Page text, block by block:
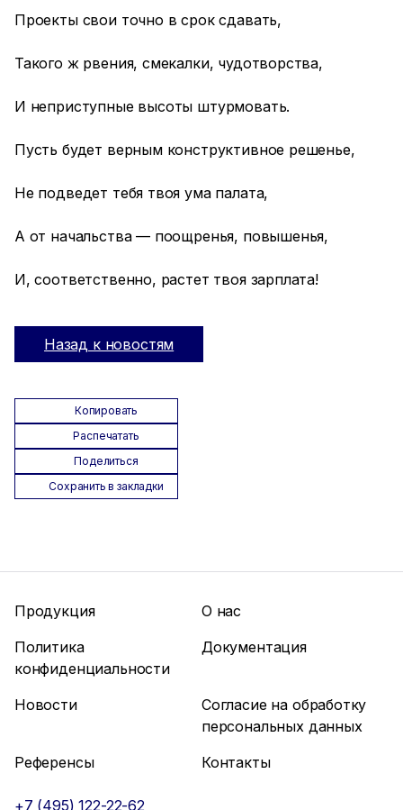
Проекты свои точно в срок сдавать,
Такого ж рвения, смекалки, чудотворства,
И неприступные высоты штурмовать.
Пусть будет верным конструктивное решенье,
Не подведет тебя твоя ума палата,
А от начальства — поощренья, повышенья,
И, соответственно, растет твоя зарплата!
Назад к новостям
Копировать
Распечатать
Поделиться
Сохранить в закладки
Продукция
О нас
Политика
конфиденциальности
Документация
Новости
Согласие на обработку
персональных данных
Референсы
Контакты
+7 (495) 122-22-62